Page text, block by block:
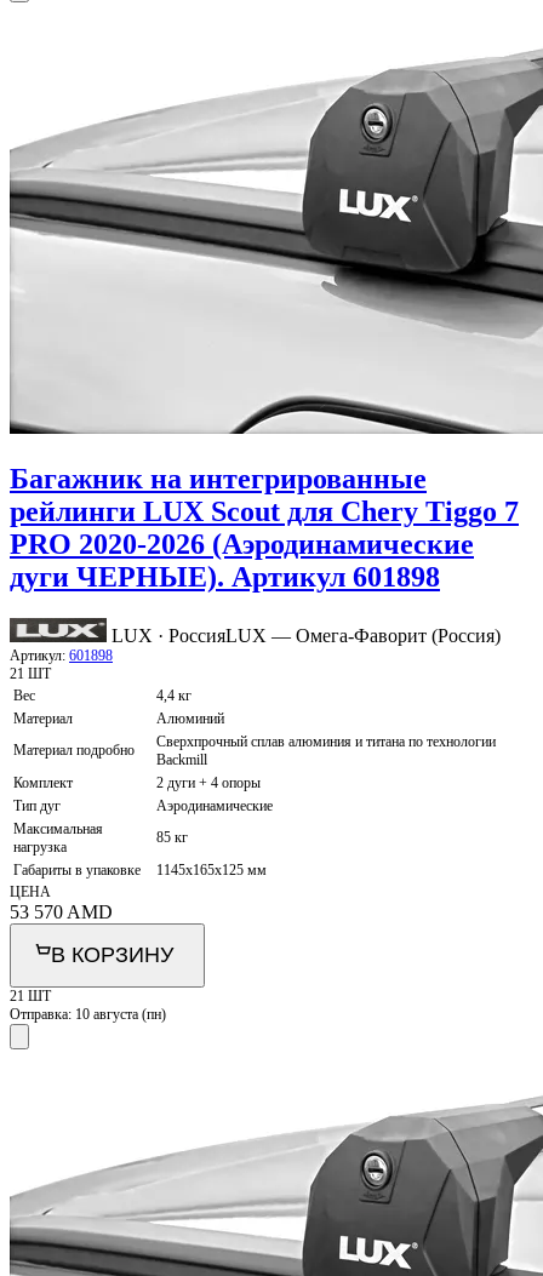
Багажник на интегрированные
рейлинги LUX Scout для Chery Tiggo 7
PRO 2020-2026 (Аэродинамические
дуги ЧЕРНЫЕ). Артикул 601898
LUX · РоссияLUX — Омега-Фаворит (Россия)
Артикул: 601898
21 ШТ
Вес
4,4 кг
Материал
Алюминий
Материал подробно
Сверхпрочный сплав алюминия и титана по технологии
Backmill
Комплект
2 дуги + 4 опоры
Тип дуг
Аэродинамические
Максимальная
нагрузка
85 кг
Габариты в упаковке
1145x165x125 мм
ЦЕНА
53 570 AMD
В КОРЗИНУ
21 ШТ
Отправка: 10 августа (пн)